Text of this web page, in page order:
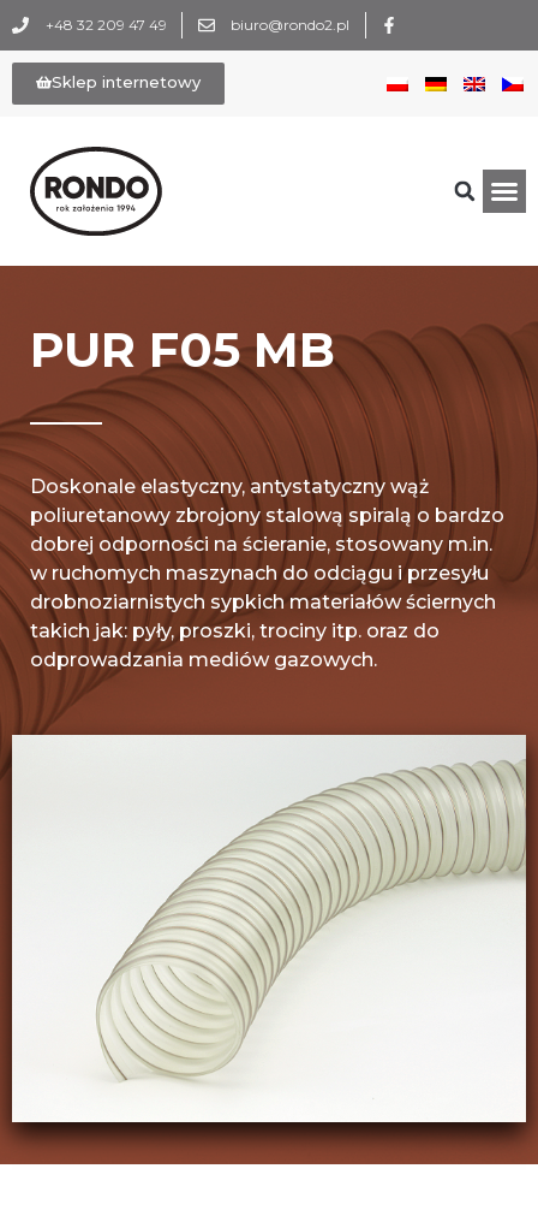
+48 32 209 47 49 biuro@rondo2.pl
Sklep internetowy
PUR F05 MB
Doskonale elastyczny, antystatyczny wąż
poliuretanowy zbrojony stalową spiralą o bardzo
dobrej odporności na ścieranie, stosowany m.in.
w ruchomych maszynach do odciągu i przesyłu
drobnoziarnistych sypkich materiałów ściernych
takich jak: pyły, proszki, trociny itp. oraz do
odprowadzania mediów gazowych.